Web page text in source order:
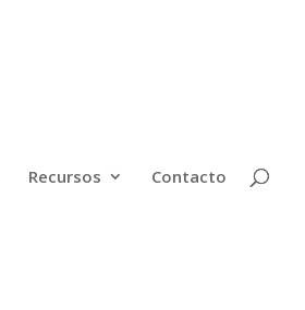
Recursos Contacto